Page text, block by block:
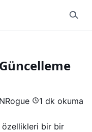
1 dk okuma
özellikleri bir bir